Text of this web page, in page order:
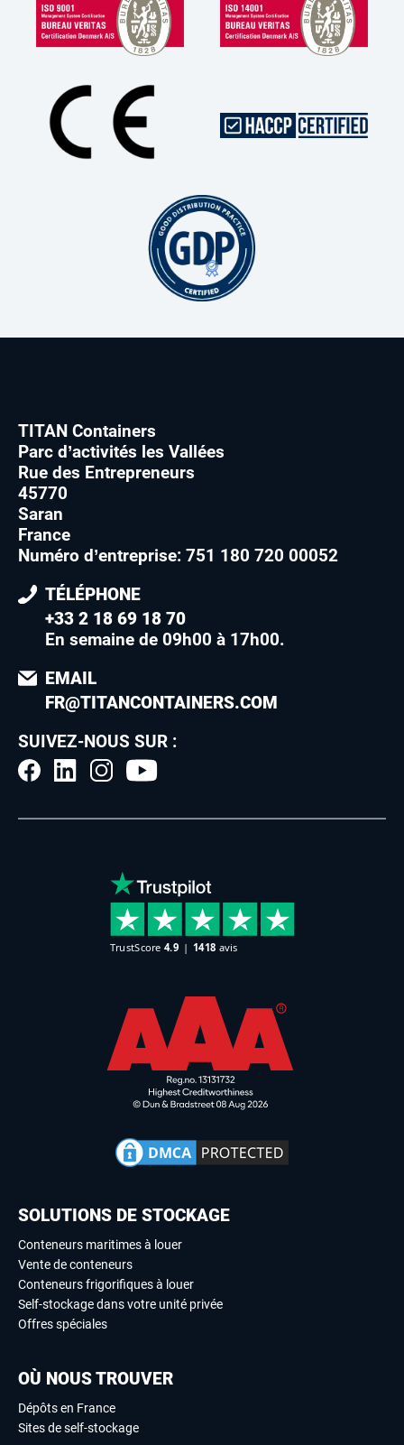
TITAN Containers
Parc d’activités les Vallées
Rue des Entrepreneurs
45770
Saran
France
Numéro d’entreprise: 751 180 720 00052
TÉLÉPHONE
+33 2 18 69 18 70
En semaine de 09h00 à 17h00.
EMAIL
FR@TITANCONTAINERS.COM
SUIVEZ-NOUS SUR :
SOLUTIONS DE STOCKAGE
Conteneurs maritimes à louer
Vente de conteneurs
Conteneurs frigorifiques à louer
Self-stockage dans votre unité privée
Offres spéciales
OÙ NOUS TROUVER
Dépôts en France
Sites de self-stockage